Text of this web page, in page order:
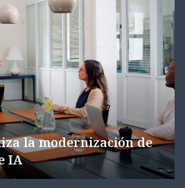
la modernización de
IA